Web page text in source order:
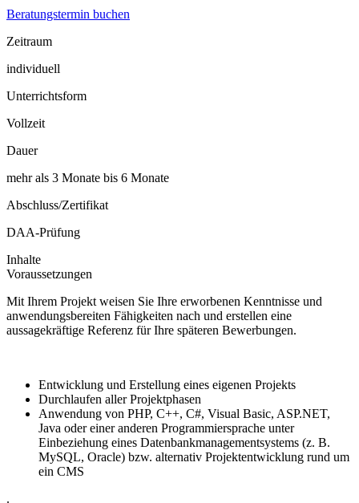
Beratungstermin buchen
Zeitraum
individuell
Unterrichtsform
Vollzeit
Dauer
mehr als 3 Monate bis 6 Monate
Abschluss/Zertifikat
DAA-Prüfung
Inhalte
Voraussetzungen
Mit Ihrem Projekt weisen Sie Ihre erworbenen Kenntnisse und
anwendungsbereiten Fähigkeiten nach und erstellen eine
aussagekräftige Referenz für Ihre späteren Bewerbungen.
Entwicklung und Erstellung eines eigenen Projekts
Durchlaufen aller Projektphasen
Anwendung von PHP, C++, C#, Visual Basic, ASP.NET,
Java oder einer anderen Programmiersprache unter
Einbeziehung eines Datenbankmanagementsystems (z. B.
MySQL, Oracle) bzw. alternativ Projektentwicklung rund um
ein CMS
.